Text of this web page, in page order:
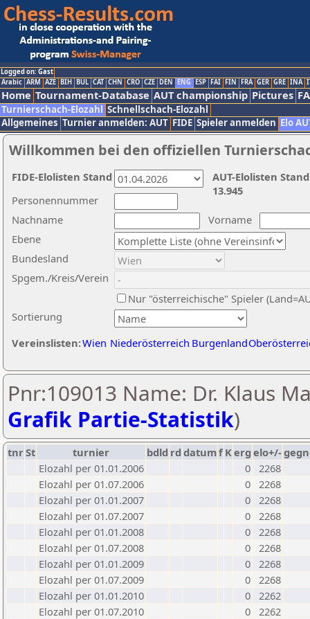
Logged on: Gast
Arabic ARM AZE BIH BUL CAT CHN CRO CZE DEN ENG ESP FAI FIN FRA GER GRE INA
Home Tournament-Database AUT championship Pictures
Turnierschach-Elozahl Schnellschach-Elozahl
Allgemeines Turnier anmelden: AUT FIDE Spieler anmelden Elo
Willkommen bei den offiziellen
Nachname
Vorname
Ebene
Sortierung
Personennummer
Bundesland
Spgem./Kreis/Verein
Nur "österreichische" Spieler
Vereinslisten:Wien Niederösterreich Burgenland
AUT-Elolisten
13.945
FIDE-Elolisten Stand
Pnr:109013 Name: Dr. Klaus
Grafik Partie-Statistik)
tnrSt turnier bdld rd datumf Kerg elo+/-
Elozahl per 01.01.2006
0 2268
Elozahl per 01.07.2006
0 2268
Elozahl per 01.01.2007
0 2268
Elozahl per 01.07.2007
0 2268
Elozahl per 01.01.2008
0 2268
Elozahl per 01.07.2008
0 2268
Elozahl per 01.01.2009
0 2268
Elozahl per 01.07.2009
0 2268
Elozahl per 01.01.2010
0 2262
Elozahl per 01.07.2010
0 2262